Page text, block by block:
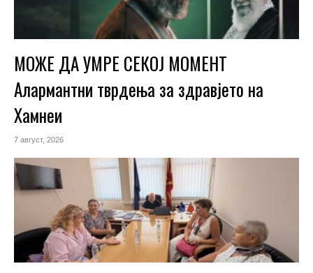
МОЖЕ ДА УМРЕ СЕКОЈ МОМЕНТ
Алармантни тврдења за здравјето на
Хамнеи
7 август, 2026